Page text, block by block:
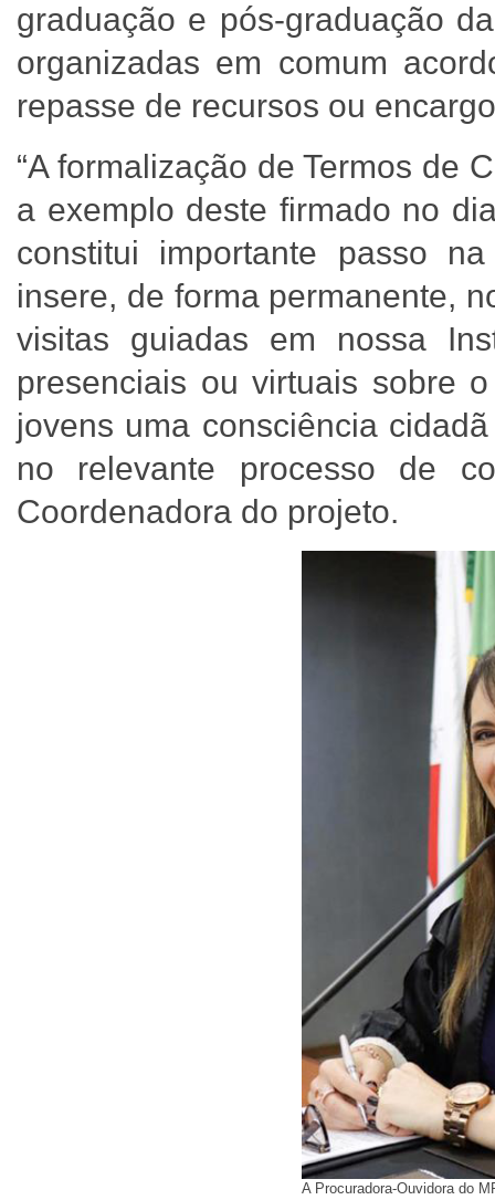
graduação e pós-graduação
organizadas em comum
repasse de recursos ou
“A formalização de Termos de
a exemplo deste firmado no
constitui importante passo
insere, de forma permanente,
visitas guiadas em nossa
presenciais ou virtuais sobre
jovens uma consciência
no relevante processo de
Coordenadora do projeto.
A Procuradora-Ouvidora do